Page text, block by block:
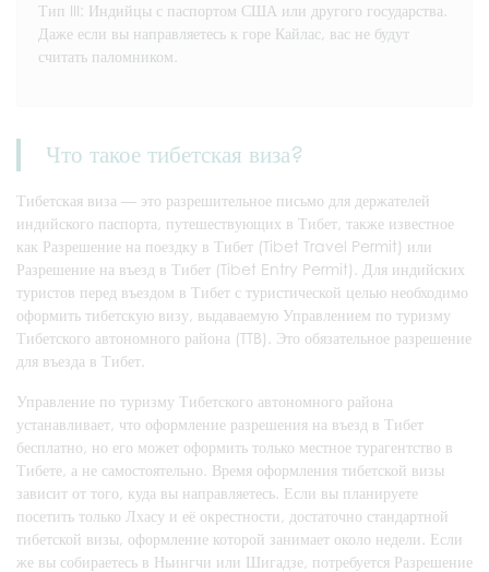
Тип III: Индийцы с паспортом США или другого государства.
Даже если вы направляетесь к горе Кайлас, вас не будут
считать паломником.
Что такое тибетская виза?
Тибетская виза — это разрешительное письмо для держателей
индийского паспорта, путешествующих в Тибет, также известное
как Разрешение на поездку в Тибет (Tibet Travel Permit) или
Разрешение на въезд в Тибет (Tibet Entry Permit). Для индийских
туристов перед въездом в Тибет с туристической целью необходимо
оформить тибетскую визу, выдаваемую Управлением по туризму
Тибетского автономного района (TTB). Это обязательное разрешение
для въезда в Тибет.
Управление по туризму Тибетского автономного района
устанавливает, что оформление разрешения на въезд в Тибет
бесплатно, но его может оформить только местное турагентство в
Тибете, а не самостоятельно. Время оформления тибетской визы
зависит от того, куда вы направляетесь. Если вы планируете
посетить только Лхасу и её окрестности, достаточно стандартной
тибетской визы, оформление которой занимает около недели. Если
же вы собираетесь в Ньингчи или Шигадзе, потребуется Разрешение